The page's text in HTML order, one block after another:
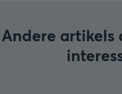
Andere artikels